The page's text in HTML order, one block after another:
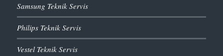
Samsung Teknik Servis
Philips Teknik Servis
Vestel Teknik Servis